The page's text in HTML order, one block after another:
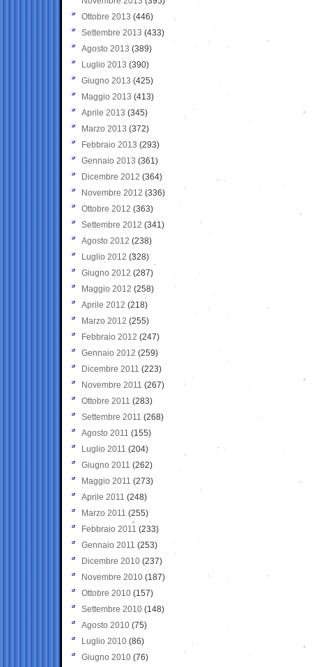
Ottobre 2013 (446)
Settembre 2013 (433)
Agosto 2013 (389)
Luglio 2013 (390)
Giugno 2013 (425)
Maggio 2013 (413)
Aprile 2013 (345)
Marzo 2013 (372)
Febbraio 2013 (293)
Gennaio 2013 (361)
Dicembre 2012 (364)
Novembre 2012 (336)
Ottobre 2012 (363)
Settembre 2012 (341)
Agosto 2012 (238)
Luglio 2012 (328)
Giugno 2012 (287)
Maggio 2012 (258)
Aprile 2012 (218)
Marzo 2012 (255)
Febbraio 2012 (247)
Gennaio 2012 (259)
Dicembre 2011 (223)
Novembre 2011 (267)
Ottobre 2011 (283)
Settembre 2011 (268)
Agosto 2011 (155)
Luglio 2011 (204)
Giugno 2011 (262)
Maggio 2011 (273)
Aprile 2011 (248)
Marzo 2011 (255)
Febbraio 2011 (233)
Gennaio 2011 (253)
Dicembre 2010 (237)
Novembre 2010 (187)
Ottobre 2010 (157)
Settembre 2010 (148)
Agosto 2010 (75)
Luglio 2010 (86)
Giugno 2010 (76)